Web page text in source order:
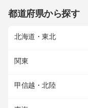
都道府県から探す
北海道・東北
関東
甲信越・北陸